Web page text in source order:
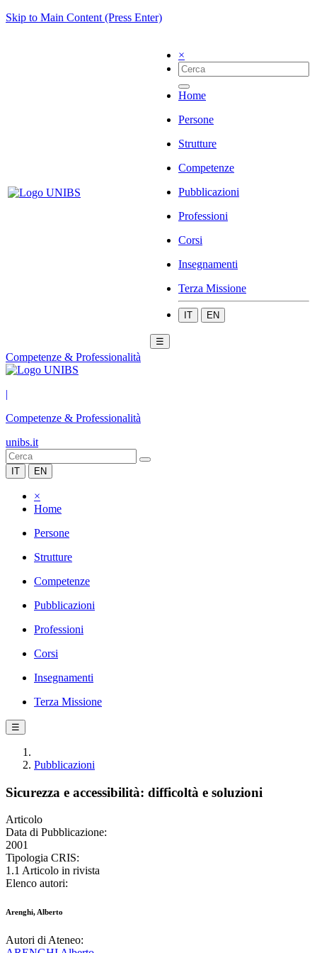
Skip to Main Content (Press Enter)
×
Home
Persone
Strutture
Competenze
Pubblicazioni
Professioni
Corsi
Insegnamenti
Terza Missione
IT EN
☰
Competenze & Professionalità
|
Competenze & Professionalità
unibs.it
IT EN
×
Home
Persone
Strutture
Competenze
Pubblicazioni
Professioni
Corsi
Insegnamenti
Terza Missione
☰
Pubblicazioni
Sicurezza e accessibilità: difficoltà e soluzioni
Articolo
Data di Pubblicazione:
2001
Tipologia CRIS:
1.1 Articolo in rivista
Elenco autori:
Arenghi, Alberto
Autori di Ateneo: